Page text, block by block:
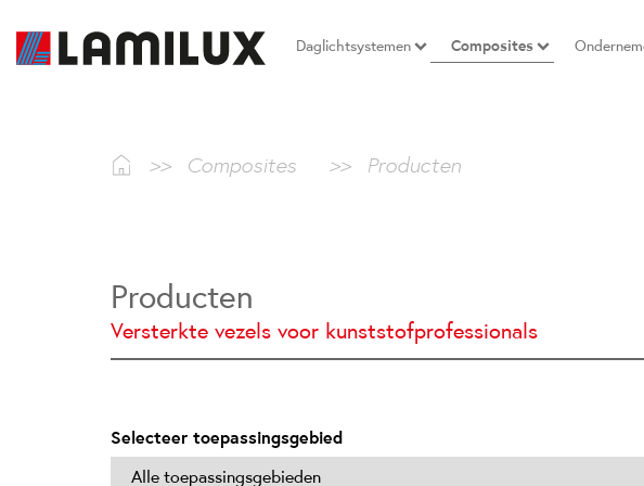
Daglichtsystemen Composites
>> Composites >> Producten
Producten
Versterkte vezels voor kunststofprofessionals
Selecteer toepassingsgebied
Alle toepassingsgebieden